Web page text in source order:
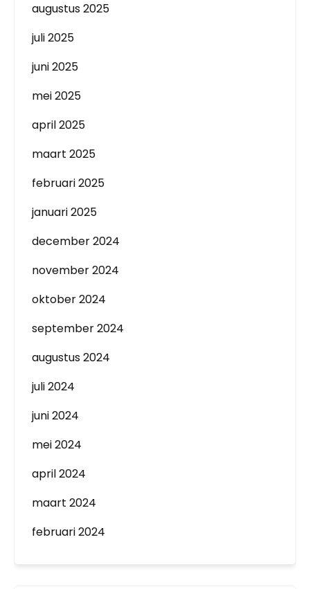
augustus 2025
juli 2025
juni 2025
mei 2025
april 2025
maart 2025
februari 2025
januari 2025
december 2024
november 2024
oktober 2024
september 2024
augustus 2024
juli 2024
juni 2024
mei 2024
april 2024
maart 2024
februari 2024